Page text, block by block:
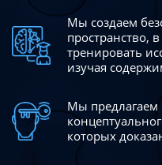
Мы создаем
пространство,
тренировать
изучая
Мы предлагаем
которых